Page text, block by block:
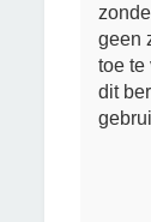
geen
toe te
dit